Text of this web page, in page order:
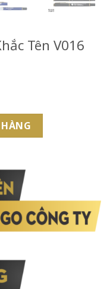
Tên V016
Theo Yêu Cầu số lượng